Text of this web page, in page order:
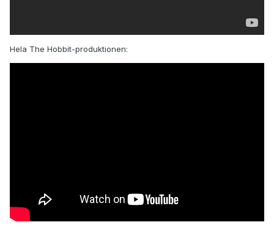
Hela The Hobbit-produktionen: